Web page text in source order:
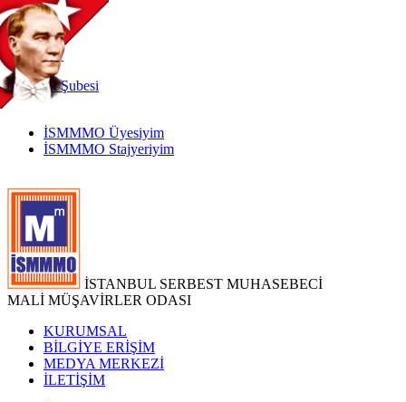
TR
|
EN
İnternetŞubesi
İSMMMO Üyesiyim
İSMMMO Stajyeriyim
İSTANBUL SERBEST MUHASEBECİ
MALİ MÜŞAVİRLER ODASI
KURUMSAL
BİLGİYE ERİŞİM
MEDYA MERKEZİ
İLETİŞİM